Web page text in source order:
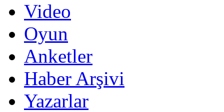
Video
Oyun
Anketler
Haber Arşivi
Yazarlar